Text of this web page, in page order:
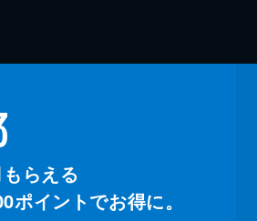
らえる
ポイントでお得に。